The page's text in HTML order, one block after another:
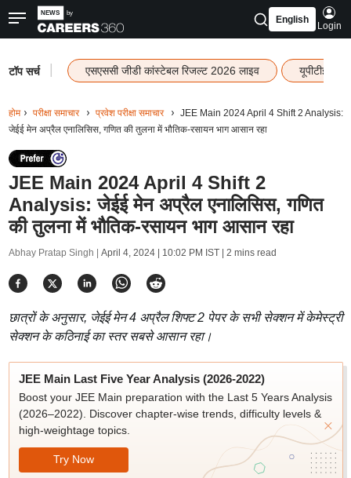
English
Login
टॉप सर्च एसएससी जीडी कांस्टेबल रिजल्ट 2026 लाइव यूपीटीईटी
होम परीक्षा समाचार प्रवेश परीक्षा समाचार
JEE Main 2024 April 4 Shift 2 Analysis:
जेईई मेन अप्रैल एनालिसिस, गणित की तुलना में भौतिक-रसायन भाग आसान रहा
JEE Main 2024 April 4 Shift 2
Analysis: जेईई मेन अप्रैल एनालिसिस, गणित
की तुलना में भौतिक-रसायन भाग आसान रहा
Abhay Pratap Singh | April 4, 2024 | 10:02 PM IST| 2 mins read
छात्रों के अनुसार, जेईई मेन 4 अप्रैल शिफ्ट 2 पेपर के सभी सेक्शन में केमेस्ट्री
सेक्शन के कठिनाई का स्तर सबसे आसान रहा।
JEE Main Last Five Year Analysis (2026-2022)
Boost your JEE Main preparation with the Last 5 Years Analysis
(2026–2022). Discover chapter-wise trends, difficulty levels &
high-weightage topics.
Try Now